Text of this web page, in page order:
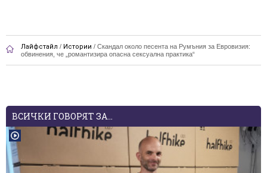
Лайфстайл / Истории / Скандал около песента на Румъния за Евровизия:
обвинения, че „романтизира опасна сексуална практика“
ВСИЧКИ ГОВОРЯТ ЗА...